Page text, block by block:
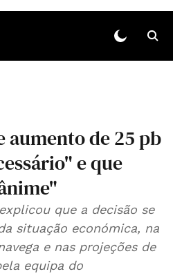
aumento de 25 pb
e que
que a decisão se
situação económica, na
e nas projeções de
equipa do